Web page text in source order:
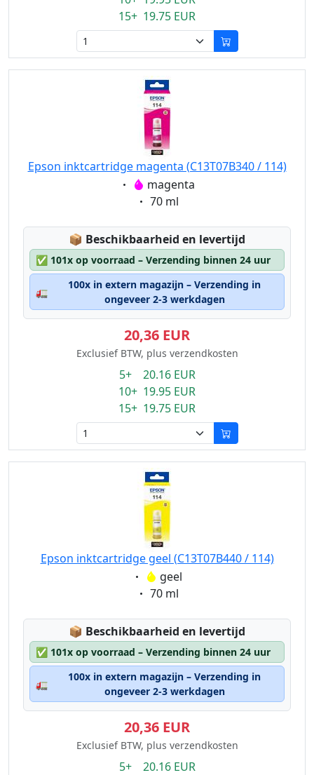
15+ 19.75 EUR
Epson inktcartridge magenta (C13T07B340 / 114)
Eigenschaft:
magenta
Eigenschaft:
70 ml
📦 Lagerstatus:
Beschikbaarheid en levertijd
✅ 101x op voorraad – Verzending binnen 24 uur
🚛
100x in extern magazijn – Verzending in
ongeveer 2-3 werkdagen
20,36 EUR
Exclusief BTW, plus verzendkosten
5+ 20.16 EUR
10+ 19.95 EUR
15+ 19.75 EUR
Epson inktcartridge geel (C13T07B440 / 114)
Eigenschaft:
geel
Eigenschaft:
70 ml
📦 Lagerstatus:
Beschikbaarheid en levertijd
✅ 101x op voorraad – Verzending binnen 24 uur
🚛
100x in extern magazijn – Verzending in
ongeveer 2-3 werkdagen
20,36 EUR
Exclusief BTW, plus verzendkosten
5+ 20.16 EUR